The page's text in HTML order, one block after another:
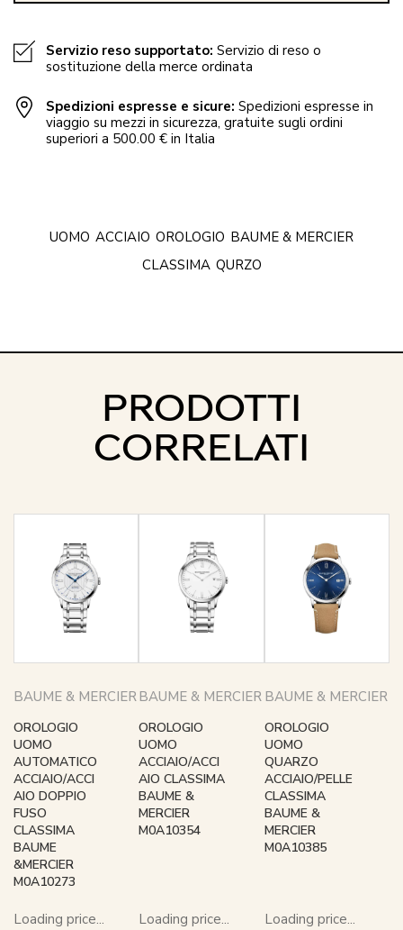
Servizio reso supportato: Servizio di reso o
sostituzione della merce ordinata
Spedizioni espresse e sicure: Spedizioni espresse in
viaggio su mezzi in sicurezza, gratuite sugli ordini
superiori a 500.00 € in Italia
UOMO ACCIAIO OROLOGIO BAUME & MERCIER
CLASSIMA QURZO
PRODOTTI
CORRELATI
BAUME & MERCIER
OROLOGIO
UOMO
AUTOMATICO
ACCIAIO/ACCI
AIO DOPPIO
FUSO
CLASSIMA
BAUME
&MERCIER
M0A10273
Loading price...
BAUME & MERCIER
OROLOGIO
UOMO
ACCIAIO/ACCI
AIO CLASSIMA
BAUME &
MERCIER
M0A10354
Loading price...
BAUME & MERCIER
OROLOGIO
UOMO
QUARZO
ACCIAIO/PELLE
CLASSIMA
BAUME &
MERCIER
M0A10385
Loading price...